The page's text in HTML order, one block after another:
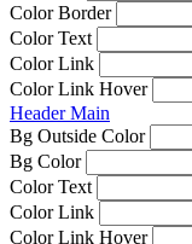
Color Border
Color Text
Color Link
Color Link Hover
Header Main
Bg Outside Color
Bg Color
Color Text
Color Link
Color Link Hover